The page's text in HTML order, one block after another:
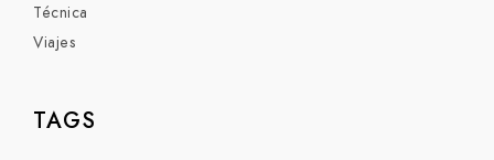
Técnica
Viajes
TAGS